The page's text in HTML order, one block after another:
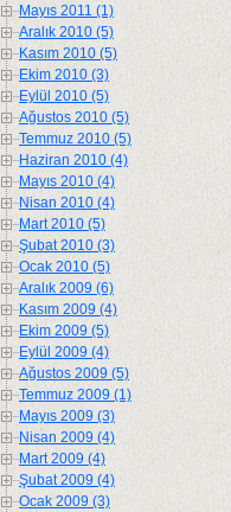
Mayıs 2011 (1)
Aralık 2010 (5)
Kasım 2010 (5)
Ekim 2010 (3)
Eylül 2010 (5)
Ağustos 2010 (5)
Temmuz 2010 (5)
Haziran 2010 (4)
Mayıs 2010 (4)
Nisan 2010 (4)
Mart 2010 (5)
Şubat 2010 (3)
Ocak 2010 (5)
Aralık 2009 (6)
Kasım 2009 (4)
Ekim 2009 (5)
Eylül 2009 (4)
Ağustos 2009 (5)
Temmuz 2009 (1)
Mayıs 2009 (3)
Nisan 2009 (4)
Mart 2009 (4)
Şubat 2009 (4)
Ocak 2009 (3)